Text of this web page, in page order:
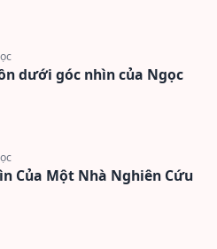
dưới góc nhìn của Ngọc
Của Một Nhà Nghiên Cứu